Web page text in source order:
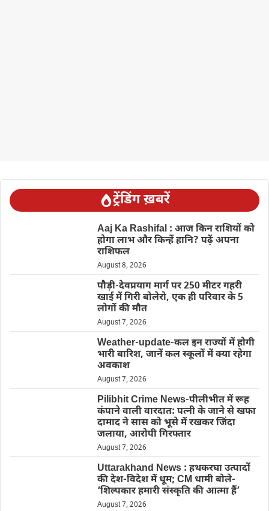
ट्रेंडिंग ख़बरें
Aaj Ka Rashifal : आज किन राशियों को
होगा लाभ और किन्हें हानि? पढ़ें अपना
राशिफल
August 8, 2026
पौड़ी-देवप्रयाग मार्ग पर 250 मीटर गहरी
खाई में गिरी बोलेरो, एक ही परिवार के 5
लोगों की मौत
August 7, 2026
Weather-update-कल इन राज्यों में होगी
भारी बारिश, जानें कल स्कूलों में क्या रहेगा
अवकाश
August 7, 2026
Pilibhit Crime News-पीलीभीत में रूह
कंपाने वाली वारदात: पत्नी के जाने से खफा
दामाद ने सास को भूसे में रखकर जिंदा
जलाया, आरोपी गिरफ्तार
August 7, 2026
Uttarakhand News : हथकरघा उत्पादों
की देश-विदेश में धूम; CM धामी बोले-
‘शिल्पकार हमारी संस्कृति की आत्मा हैं’
August 7, 2026